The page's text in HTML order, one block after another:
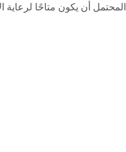
المحتمل أن يكون متاحًا لرعاية